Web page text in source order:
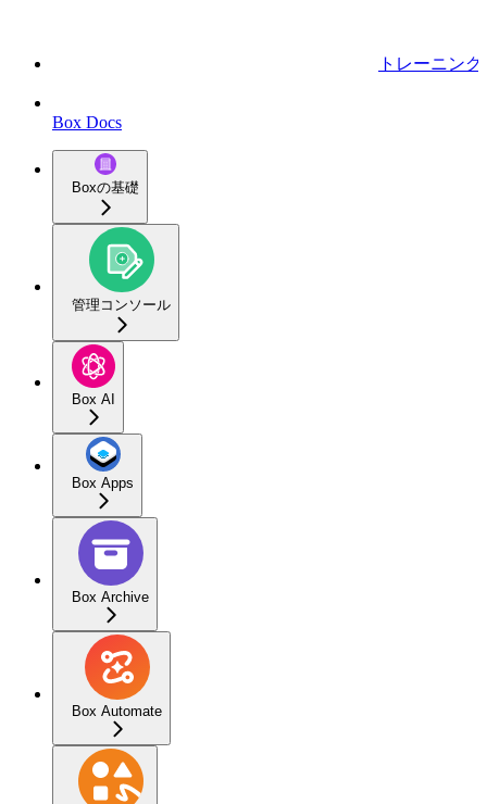
トレーニング
Box Docs
Boxの基礎
管理コンソール
Box AI
Box Apps
Box Archive
Box Automate